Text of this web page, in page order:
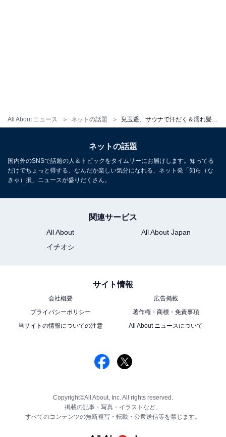
All About ニュース ネットの話題
ネットの話題
国内外のSNSで話題の人＆トピックをタイムリーにお届けします。知ってる
だけでちょっと得する、なんだか楽しい気分になれる、ネット発「知ら（な
きゃ）損」ニュースが盛りだくさん。
関連サービス
All About
All About Japan
イチオシ
サイト情報
会社概要
広告掲載
プライバシーポリシー
著作権・商標・免責事項
当サイトの情報についての注意
All About ニュースについて
Copyright©All About, Inc. All rights reserved.
掲載の記事・写真・イラストなど、
すべてのコンテンツの無断複写・転載・公衆送信等を禁じます。